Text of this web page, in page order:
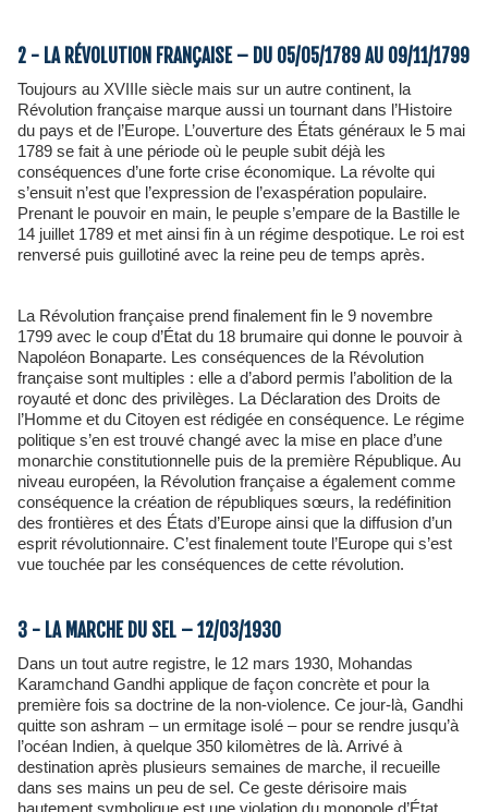
2 - LA RÉVOLUTION FRANÇAISE – DU 05/05/1789 AU 09/11/1799
Toujours au XVIIIe siècle mais sur un autre continent, la
Révolution française marque aussi un tournant dans l’Histoire
du pays et de l’Europe. L’ouverture des États généraux le 5 mai
1789 se fait à une période où le peuple subit déjà les
conséquences d’une forte crise économique. La révolte qui
s’ensuit n’est que l’expression de l’exaspération populaire.
Prenant le pouvoir en main, le peuple s’empare de la Bastille le
14 juillet 1789 et met ainsi fin à un régime despotique. Le roi est
renversé puis guillotiné avec la reine peu de temps après.
La Révolution française prend finalement fin le 9 novembre
1799 avec le coup d’État du 18 brumaire qui donne le pouvoir à
Napoléon Bonaparte. Les conséquences de la Révolution
française sont multiples : elle a d’abord permis l’abolition de la
royauté et donc des privilèges. La Déclaration des Droits de
l’Homme et du Citoyen est rédigée en conséquence. Le régime
politique s’en est trouvé changé avec la mise en place d’une
monarchie constitutionnelle puis de la première République. Au
niveau européen, la Révolution française a également comme
conséquence la création de républiques sœurs, la redéfinition
des frontières et des États d’Europe ainsi que la diffusion d’un
esprit révolutionnaire. C’est finalement toute l’Europe qui s’est
vue touchée par les conséquences de cette révolution.
3 - LA MARCHE DU SEL – 12/03/1930
Dans un tout autre registre, le 12 mars 1930, Mohandas
Karamchand Gandhi applique de façon concrète et pour la
première fois sa doctrine de la non-violence. Ce jour-là, Gandhi
quitte son ashram – un ermitage isolé – pour se rendre jusqu’à
l’océan Indien, à quelque 350 kilomètres de là. Arrivé à
destination après plusieurs semaines de marche, il recueille
dans ses mains un peu de sel. Ce geste dérisoire mais
hautement symbolique est une violation du monopole d’État